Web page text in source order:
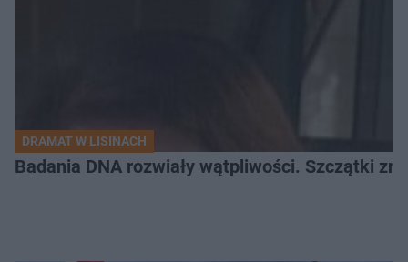
DRAMAT W LISINACH
Badania DNA rozwiały wątpliwości. Szczątki